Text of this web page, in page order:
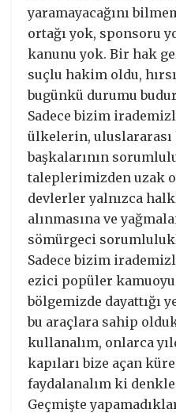
yaramayacağını
ortağı yok, sponsoru
kanunu yok. Bir hak
suçlu hakim oldu,
bugünkü durumu
Sadece bizim
ülkelerin, uluslararası
başkalarının
taleplerimizden uzak
devlerler yalnızca
alınmasına ve
sömürgeci
Sadece bizim
ezici popüler
bölgemizde dayattığı
bu araçlara sahip
kullanalım, onlarca
kapıları bize açan
faydalanalım ki
Geçmişte